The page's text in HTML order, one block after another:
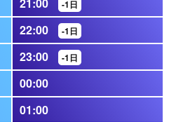
21:00 -1日
22:00 -1日
23:00 -1日
00:00
01:00